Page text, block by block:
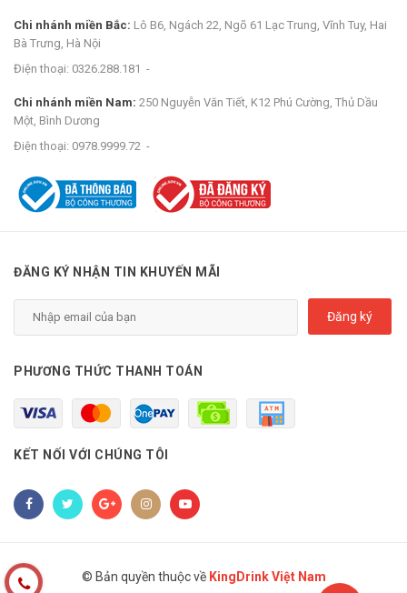
Chi nhánh miền Bắc: Lô B6, Ngách 22, Ngõ 61 Lạc Trung, Vĩnh Tuy, Hai
Bà Trưng, Hà Nội
Điện thoại: 0326.288.181 -
Chi nhánh miền Nam: 250 Nguyễn Văn Tiết, K12 Phú Cường, Thủ Dầu
Một, Bình Dương
Điện thoại: 0978.9999.72 -
ĐĂNG KÝ NHẬN TIN KHUYẾN MÃI
Đăng ký
PHƯƠNG THỨC THANH TOÁN
KẾT NỐI VỚI CHÚNG TÔI
© Bản quyền thuộc về KingDrink Việt Nam